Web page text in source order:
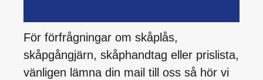
För förfrågningar om skåplås,
skåpgångjärn, skåphandtag eller prislista,
vänligen lämna din mail till oss så hör vi